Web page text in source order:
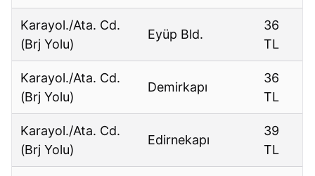
Karayol./Ata. Cd.
(Brj Yolu)
Eyüp Bld.
36
TL
Karayol./Ata. Cd.
(Brj Yolu)
Demirkapı
36
TL
Karayol./Ata. Cd.
(Brj Yolu)
Edirnekapı
39
TL